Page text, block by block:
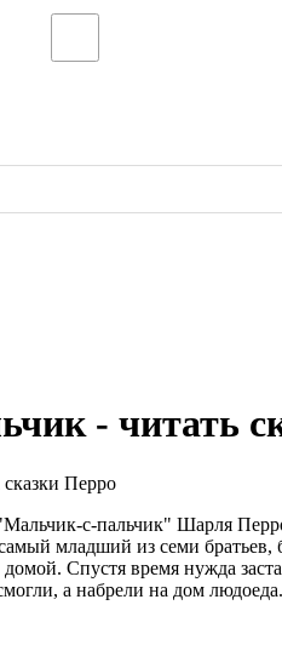
- читать
с-пальчик" Шарля
самый младший из семи
Спустя время нужда
а набрели на дом